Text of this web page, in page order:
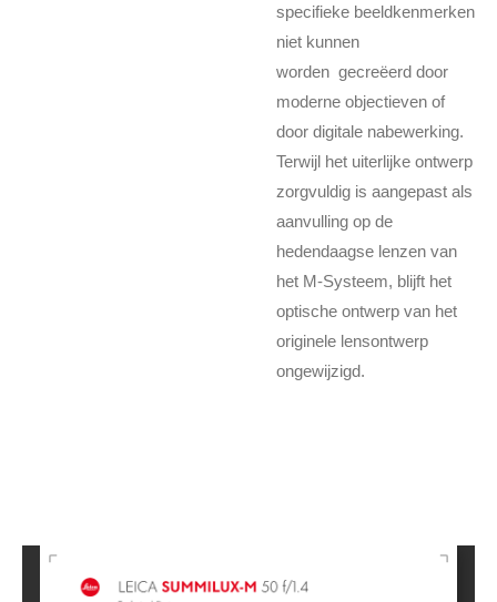
specifieke beeldkenmerken
niet kunnen
worden gecreëerd door
moderne objectieven of
door digitale nabewerking.
Terwijl het uiterlijke ontwerp
zorgvuldig is aangepast als
aanvulling op de
hedendaagse lenzen van
het M-Systeem, blijft het
optische ontwerp van het
originele lensontwerp
ongewijzigd.